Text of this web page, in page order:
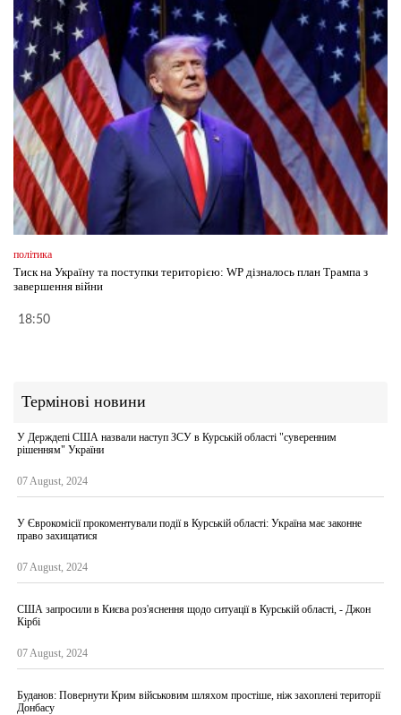
політика
Тиск на Україну та поступки територією: WP дізналось план Трампа з
завершення війни
18:50
Термінові новини
У Держдепі США назвали наступ ЗСУ в Курській області "суверенним
рішенням" України
07 August, 2024
У Єврокомісії прокоментували події в Курській області: Україна має законне
право захищатися
07 August, 2024
США запросили в Києва роз'яснення щодо ситуації в Курській області, - Джон
Кірбі
07 August, 2024
Буданов: Повернути Крим військовим шляхом простіше, ніж захоплені території
Донбасу